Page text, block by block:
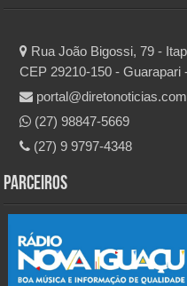
Rua João Bigossi, 79 -
CEP 29210-150 - Guarapari
(27) 98847-5669
(27) 9 9797-4348
Parceiros